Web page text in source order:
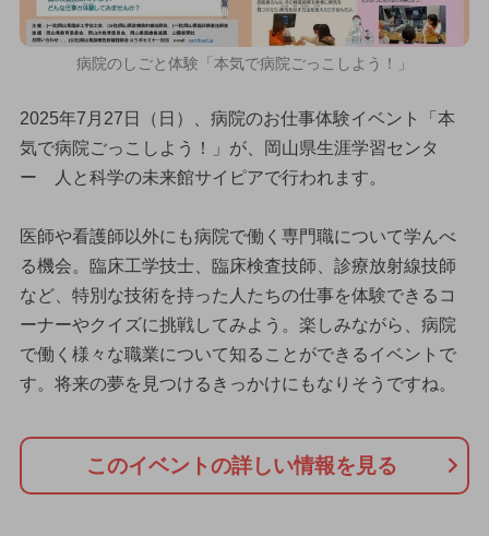
病院のしごと体験「本気で病院ごっこしよう！」
2025年7月27日（日）、病院のお仕事体験イベント「本
気で病院ごっこしよう！」が、岡山県生涯学習センタ
ー 人と科学の未来館サイピアで行われます。
医師や看護師以外にも病院で働く専門職について学んべ
る機会。臨床工学技士、臨床検査技師、診療放射線技師
など、特別な技術を持った人たちの仕事を体験できるコ
ーナーやクイズに挑戦してみよう。楽しみながら、病院
で働く様々な職業について知ることができるイベントで
す。将来の夢を見つけるきっかけにもなりそうですね。
このイベントの詳しい情報を見る